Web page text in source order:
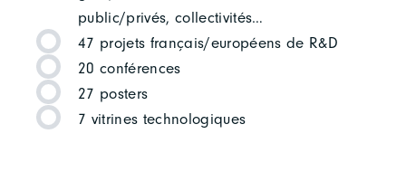
public/privés, collectivités…
47 projets français/européens de R&D
20 conférences
27 posters
7 vitrines technologiques